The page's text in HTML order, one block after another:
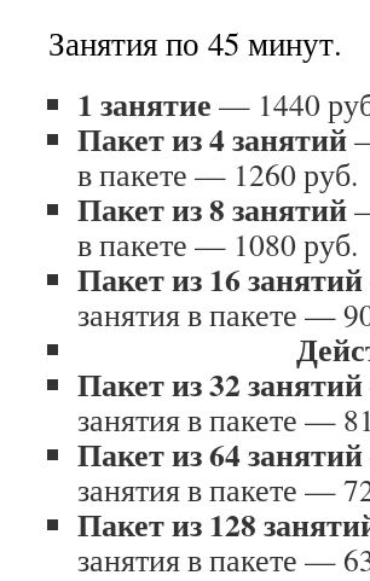
Занятия по 45 минут.
1 занятие — 1440
Пакет из 4 занятий
в пакете — 1260 руб.
Пакет из 8 занятий
в пакете — 1080 руб.
Пакет из 16 занятий
занятия в пакете —
Пакет из 32 занятий
занятия в пакете —
Пакет из 64 занятий
занятия в пакете —
Пакет из 128
занятия в пакете —